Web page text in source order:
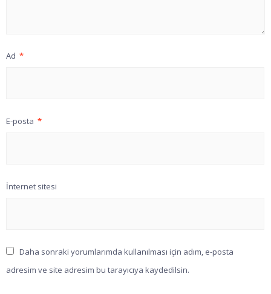
Ad *
E-posta *
İnternet sitesi
Daha sonraki yorumlarımda kullanılması için adım, e-posta
adresim ve site adresim bu tarayıcıya kaydedilsin.